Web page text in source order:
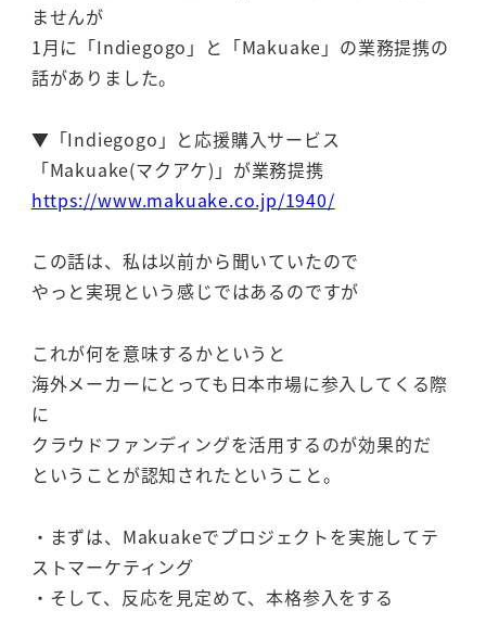
ませんが
1月に「Indiegogo」と「Makuake」の業務提携の
話がありました。
▼「Indiegogo」と応援購入サービス
「Makuake(マクアケ)」が業務提携
https://www.makuake.co.jp/1940/
この話は、私は以前から聞いていたので
やっと実現という感じではあるのですが
これが何を意味するかというと
海外メーカーにとっても日本市場に参入してくる際
に
クラウドファンディングを活用するのが効果的だ
ということが認知されたということ。
・まずは、Makuakeでプロジェクトを実施してテ
ストマーケティング
・そして、反応を見定めて、本格参入をする